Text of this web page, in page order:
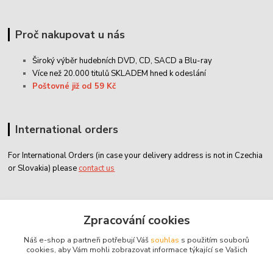
Proč nakupovat u nás
Široký výběr hudebních DVD, CD,SACD a Blu-ray
Více než 20.000 titulů SKLADEM hned k odeslání
Poštovné již od 59 Kč
International orders
For International Orders (in case your delivery address is not in Czechia
or Slovakia) please contact us
classicdvd@classicdvd.cz
Zpracování cookies
Náš e-shop a partneři potřebují Váš souhlas s použitím souborů
cookies, aby Vám mohli zobrazovat informace týkající se Vašich